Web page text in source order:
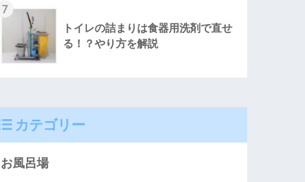
7
トイレの詰まりは食器用洗剤で直せ
る！？やり方を解説
カテゴリー
お風呂場